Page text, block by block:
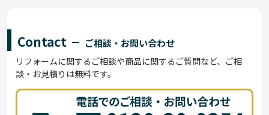
Contact ご相談・お問い合わせ
リフォームに関するご相談や商品に関するご質問など、ご相
談・お見積りは無料です。